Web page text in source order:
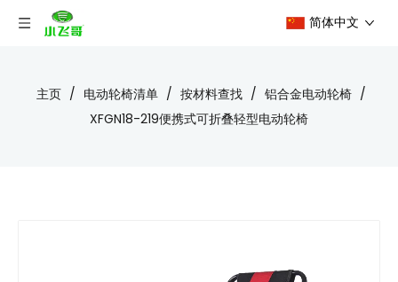
简体中文
主页 / 电动轮椅清单 / 按材料查找 / 铝合金电动轮椅 /
XFGN18-219便携式可折叠轻型电动轮椅